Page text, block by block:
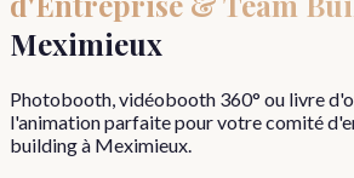
Meximieux
Photobooth, vidéobooth 360° ou livre
l'animation parfaite pour votrecomité
buildingà Meximieux.